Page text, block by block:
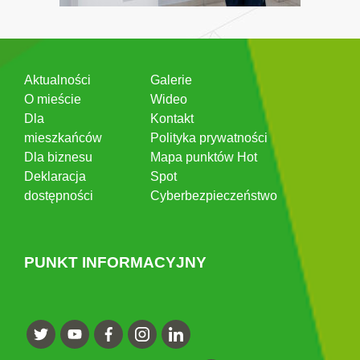
Aktualności
O mieście
Dla
mieszkańców
Dla biznesu
Deklaracja
dostępności
Galerie
Wideo
Kontakt
Polityka prywatności
Mapa punktów Hot
Spot
Cyberbezpieczeństwo
PUNKT INFORMACYJNY